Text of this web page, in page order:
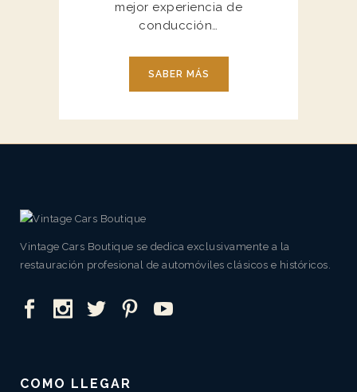
mejor experiencia de
conducción…
SABER MÁS
Vintage Cars Boutique se dedica exclusivamente a la
restauración profesional de automóviles clásicos e históricos.
COMO LLEGAR